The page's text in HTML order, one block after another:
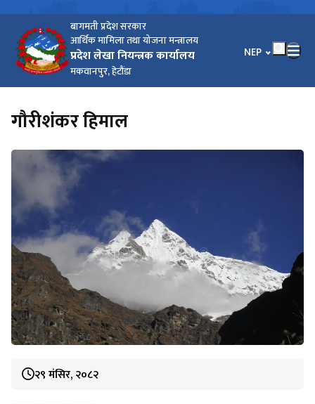
बागमती प्रदेश सरकार
आर्थिक मामिला तथा योजना मन्त्रालय
प्रदेश लेखा नियन्त्रक कार्यालय
मकवानपुर, हेटौंडा
भाषा चयन गर्नुहोस्
NEP
गौरीशंकर हिमाल
२९ मंसिर, २०८२